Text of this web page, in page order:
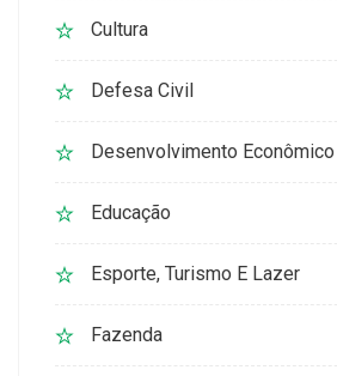
Cultura
Defesa Civil
Desenvolvimento Econômico
Educação
Esporte, Turismo E Lazer
Fazenda